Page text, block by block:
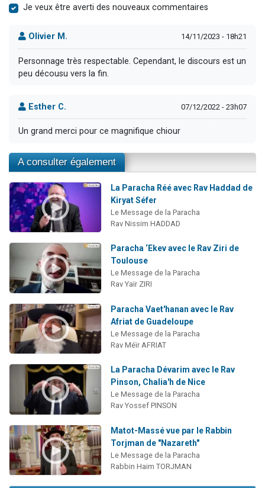
Je veux être averti des nouveaux commentaires
Olivier M. 14/11/2023 - 18h21
Personnage très respectable. Cependant, le discours est un
peu décousu vers la fin.
Esther C. 07/12/2022 - 23h07
Un grand merci pour ce magnifique chiour
A consulter également
La Paracha Réé avec Rav Haddad de
Kiryat Séfer
Le Message de la Paracha
Rav Nissim HADDAD
Paracha ‘Ekev avec le Rav Ziri de
Toulouse
Le Message de la Paracha
Rav Yaïr ZIRI
Paracha Vaet'hanan avec le Rav
Afriat de Guadeloupe
Le Message de la Paracha
Rav Méïr AFRIAT
La Paracha Dévarim avec le Rav
Pinson, Chalia'h de Nice
Le Message de la Paracha
Rav Yossef PINSON
Matot-Massé vue par le Rabbin
Torjman de "Nazareth"
Le Message de la Paracha
Rabbin Haim TORJMAN